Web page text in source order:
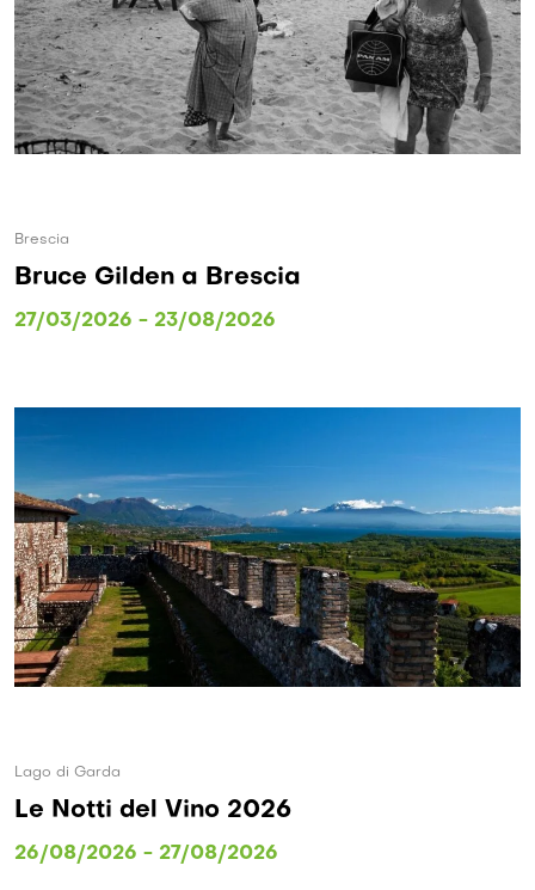
Brescia
Bruce Gilden a Brescia
27/03/2026 - 23/08/2026
Lago di Garda
Le Notti del Vino 2026
26/08/2026 - 27/08/2026